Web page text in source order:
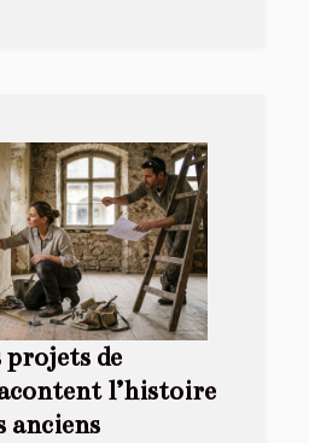
de
l’histoire
anciens